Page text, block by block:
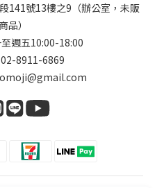
141號13樓之9（辦公室，未販
品）
週五10:00-18:00
8911-6869